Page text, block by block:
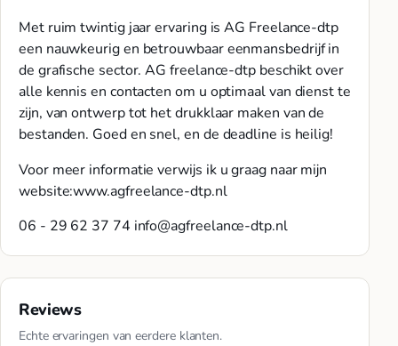
Met ruim twintig jaar ervaring is AG Freelance-dtp
een nauwkeurig en betrouwbaar eenmansbedrijf in
de grafische sector. AG freelance-dtp beschikt over
alle kennis en contacten om u optimaal van dienst te
zijn, van ontwerp tot het drukklaar maken van de
bestanden. Goed en snel, en de deadline is heilig!
Voor meer informatie verwijs ik u graag naar mijn
website:www.agfreelance-dtp.nl
06 - 29 62 37 74 info@agfreelance-dtp.nl
Reviews
Echte ervaringen van eerdere klanten.